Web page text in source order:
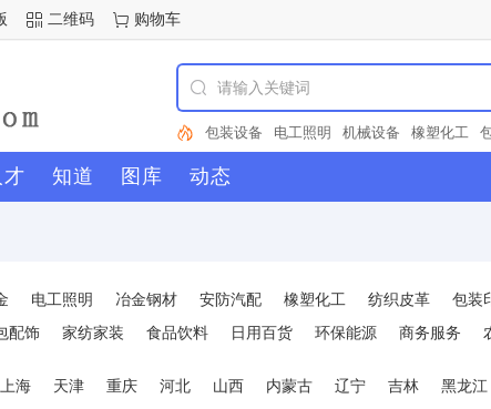
二维码 购物车
包装设备 电工照明 机械设备 橡塑化工
冶金钢材
环保能源 仪器仪表 空气净化
机械
器
包 轴承 环保 机床设备 电池 五金配件
盗器
电容器 警示牌 2024 包装配件 北京
床
型材 展示柜 真空泵 冶金设备 管件
械五金
才 知道 图库 动态
电工照明 冶金钢材 安防汽配 橡塑化工 纺织皮革 包装
配饰 家纺家装 食品饮料 日用百货 环保能源 商务服务
上海 天津 重庆 河北 山西 内蒙古 辽宁 吉林 黑龙江